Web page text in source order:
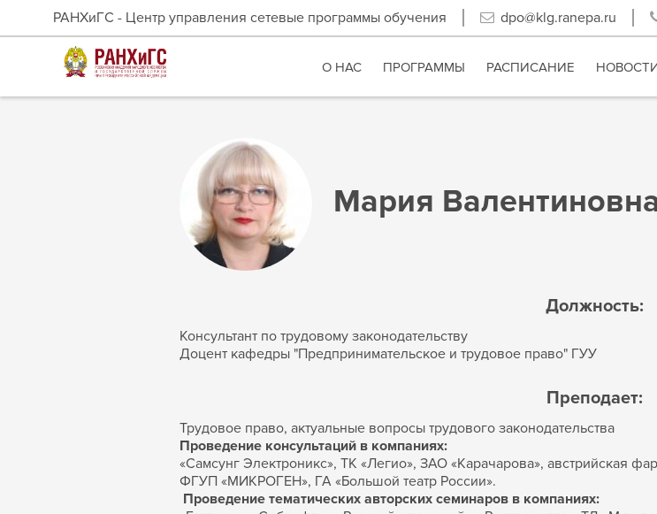
РАНХиГС - Центр управления сетевые программы обучения dpo@klg.ranepa.ru
О НАС ПРОГРАММЫ РАСПИСАНИЕ
Мария
Должность:
Консультант по трудовому законодательству
Доцент кафедры "Предпринимательское и трудовое право" ГУУ
Преподает:
Трудовое право, актуальные вопросы трудового законодательства
Проведение консультаций в компаниях:
«Самсунг Электроникс», ТК «Легио», ЗАО «Карачарова», австрийская
ФГУП «МИКРОГЕН», ГА «Большой театр России».
Проведение тематических авторских семинаров в компаниях: